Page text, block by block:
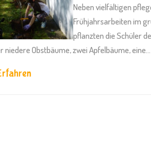
Neben vielfältigen
Frühjahrsarbeiten im
pflanzten die Schüler
niedere Obstbäume, zwei Apfelbäume, eine...